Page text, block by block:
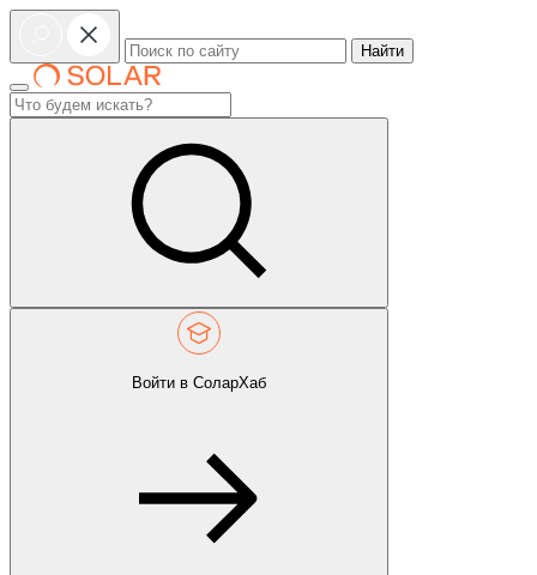
Найти
Войти в СоларХаб